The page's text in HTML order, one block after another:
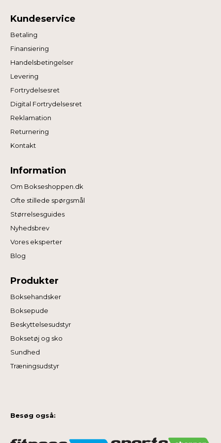
marketing formål. Klik på “Tillad alle” for at fortsætte som
cookies du vil acceptere.
Kundeservice
Betaling
Finansiering
Handelsbetingelser
Levering
Fortrydelsesret
Digital Fortrydelsesret
Reklamation
Returnering
Kontakt
Information
Om Bokseshoppen.dk
Ofte stillede spørgsmål
Størrelsesguides
Nyhedsbrev
Vores eksperter
Blog
Produkter
Boksehandsker
Boksepude
Beskyttelsesudstyr
Boksetøj og sko
Sundhed
Træningsudstyr
Besøg også: